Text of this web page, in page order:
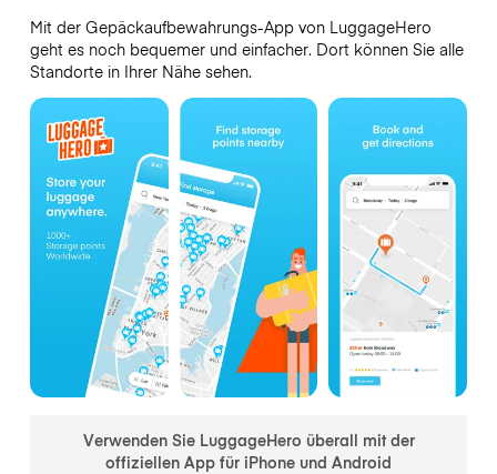
Mit der Gepäckaufbewahrungs-App von LuggageHero
geht es noch bequemer und einfacher. Dort können Sie alle
Standorte in Ihrer Nähe sehen.
Verwenden Sie LuggageHero überall mit der
offiziellen App für iPhone und Android